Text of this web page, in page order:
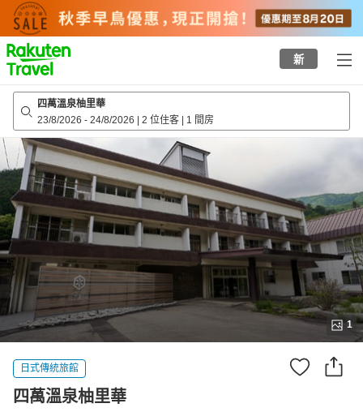
to
top
page
新
四萬溫泉柚里華
23/8/2026 - 24/8/2026 | 2 位住客 | 1 間房
1
日式傳統旅館
四萬溫泉柚里華